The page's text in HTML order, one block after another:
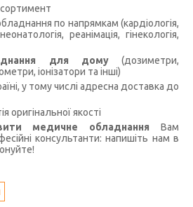
по напрямкам (кардіологія,
реанімація, гінекологія,
для дому(дозиметри,
іонізатори та інші)
у тому числі адресна доставка до
оригінальної якості
медичне обладнання Вам
консультанти: напишіть нам в